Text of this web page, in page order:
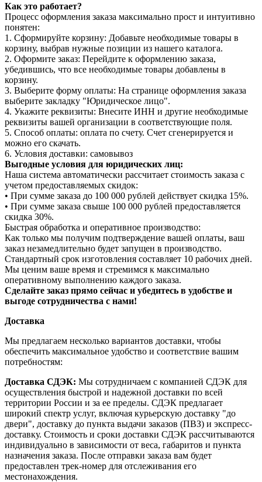
Как это работает?
Процесс оформления заказа максимально прост и интуитивно
понятен:
1. Сформируйте корзину: Добавьте необходимые товары в
корзину, выбрав нужные позиции из нашего каталога.
2. Оформите заказ: Перейдите к оформлению заказа,
убедившись, что все необходимые товары добавлены в
корзину.
3. Выберите форму оплаты: На странице оформления заказа
выберите закладку "Юридическое лицо".
4. Укажите реквизиты: Внесите ИНН и другие необходимые
реквизиты вашей организации в соответствующие поля.
5. Способ оплаты: оплата по счету. Счет сгенерируется и
можно его скачать.
6. Условия доставки: самовывоз
Выгодные условия для юридических лиц:
Наша система автоматически рассчитает стоимость заказа с
учетом предоставляемых скидок:
• При сумме заказа до 100 000 рублей действует скидка 15%.
• При сумме заказа свыше 100 000 рублей предоставляется
скидка 30%.
Быстрая обработка и оперативное производство:
Как только мы получим подтверждение вашей оплаты, ваш
заказ незамедлительно будет запущен в производство.
Стандартный срок изготовления составляет 10 рабочих дней.
Мы ценим ваше время и стремимся к максимально
оперативному выполнению каждого заказа.
Сделайте заказ прямо сейчас и убедитесь в удобстве и
выгоде сотрудничества с нами!
Доставка
Мы предлагаем несколько вариантов доставки, чтобы
обеспечить максимальное удобство и соответствие вашим
потребностям:
Доставка СДЭК: Мы сотрудничаем с компанией СДЭК для
осуществления быстрой и надежной доставки по всей
территории России и за ее пределы. СДЭК предлагает
широкий спектр услуг, включая курьерскую доставку "до
двери", доставку до пункта выдачи заказов (ПВЗ) и экспресс-
доставку. Стоимость и сроки доставки СДЭК рассчитываются
индивидуально в зависимости от веса, габаритов и пункта
назначения заказа. После отправки заказа вам будет
предоставлен трек-номер для отслеживания его
местонахождения.